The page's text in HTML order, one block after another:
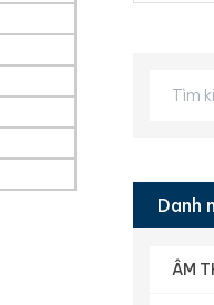
Danh
ÂM